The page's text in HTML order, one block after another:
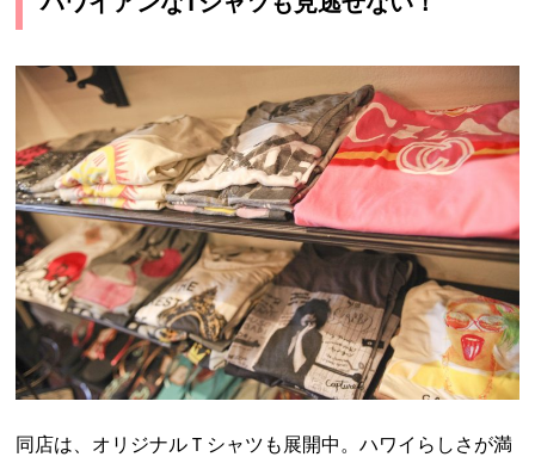
同店は、オリジナルＴシャツも展開中。ハワイらしさが満